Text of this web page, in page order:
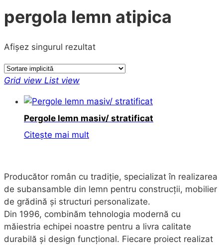
pergola lemn atipica
Afișez singurul rezultat
Grid view List view
Pergole lemn masiv/ stratificat
Citește mai mult
Producător român cu tradiție, specializat în realizarea
de subansamble din lemn pentru construcții, mobilier
de grădină și structuri personalizate.
Din 1996, combinăm tehnologia modernă cu
măiestria echipei noastre pentru a livra calitate
durabilă și design funcțional. Fiecare proiect realizat